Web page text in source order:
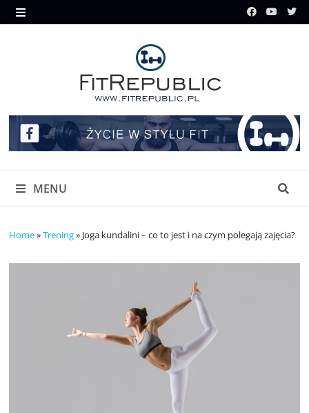
Skip
to
MENU
MENU
Home»Trening» Joga kundalini – co to jest i na czym polegają zajęcia?